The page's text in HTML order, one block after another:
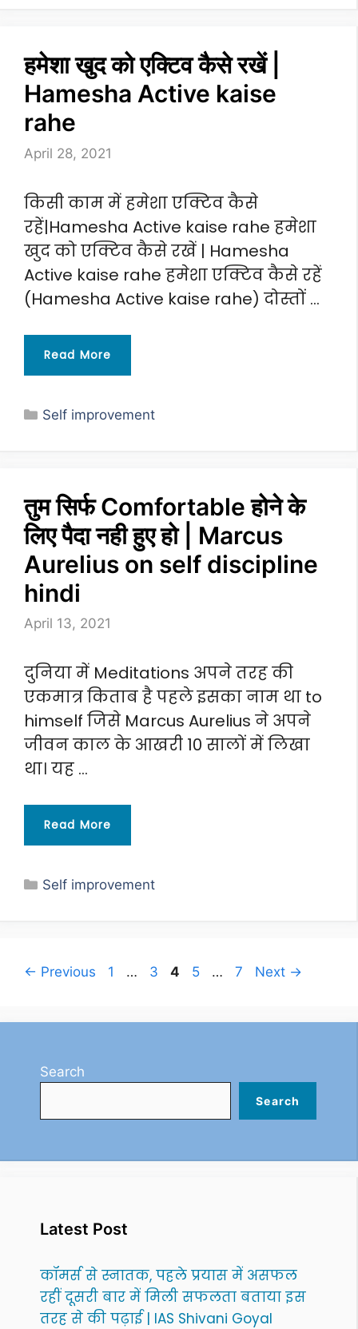
हमेशा खुद को एक्टिव कैसे रखें |
Hamesha Active kaise
rahe
April 28, 2021
किसी काम में हमेशा एक्टिव कैसे
रहें|Hamesha Active kaise rahe हमेशा
खुद को एक्टिव कैसे रखें | Hamesha
Active kaise rahe हमेशा एक्टिव कैसे रहें
(Hamesha Active kaise rahe) दोस्तों …
Read More
Categories
Self improvement
तुम सिर्फ Comfortable होने के
लिए पैदा नही हुए हो | Marcus
Aurelius on self discipline
hindi
April 13, 2021
दुनिया में Meditations अपने तरह की
एकमात्र किताब है पहले इसका नाम था to
himself जिसे Marcus Aurelius ने अपने
जीवन काल के आखरी 10 सालों में लिखा
था। यह …
Read More
Categories
Self improvement
← Previous Page
1 … Page
3 Page
4 Page
5 … Page
7 Next →
Search
Search
Latest Post
कॉमर्स से स्नातक, पहले प्रयास में असफल
रहीं दूसरी बार में मिली सफलता बताया इस
तरह से की पढ़ाई | IAS Shivani Goyal